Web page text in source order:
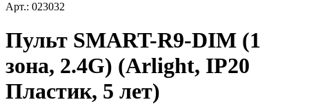
Арт.: 023032
Пульт SMART-R9-DIM (1
зона, 2.4G) (Arlight, IP20
Пластик, 5 лет)